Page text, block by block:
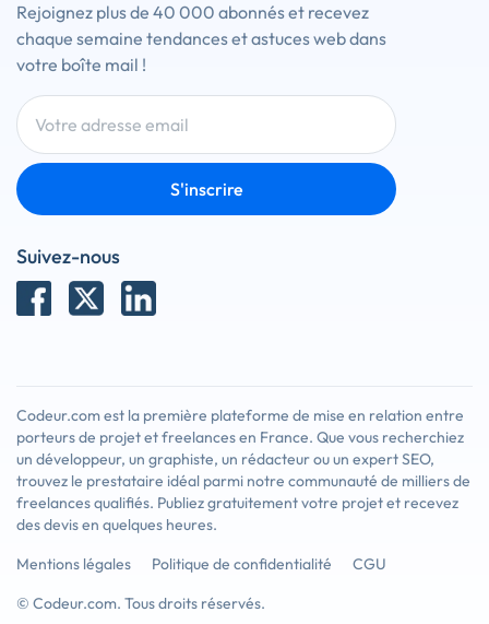
Rejoignez plus de 40 000 abonnés et recevez
chaque semaine tendances et astuces web dans
votre boîte mail !
S'inscrire
Suivez-nous
Codeur.com est la première plateforme de mise en relation entre
porteurs de projet et freelances en France. Que vous recherchiez
un développeur, un graphiste, un rédacteur ou un expert SEO,
trouvez le prestataire idéal parmi notre communauté de milliers de
freelances qualifiés. Publiez gratuitement votre projet et recevez
des devis en quelques heures.
Mentions légales
Politique de confidentialité
CGU
© Codeur.com. Tous droits réservés.